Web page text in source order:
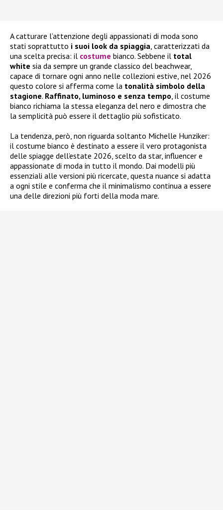
A catturare l’attenzione degli appassionati di moda sono
stati soprattutto i suoi look da spiaggia , caratterizzati da
una scelta precisa: il costume bianco. Sebbene il total
white sia da sempre un grande classico del beachwear,
capace di tornare ogni anno nelle collezioni estive, nel 2026
questo colore si afferma come la tonalità simbolo della
stagione. Raffinato, luminoso e senza tempo , il costume
bianco richiama la stessa eleganza del nero e dimostra che
la semplicità può essere il dettaglio più sofisticato.
La tendenza, però, non riguarda soltanto Michelle Hunziker:
il costume bianco è destinato a essere il vero protagonista
delle spiagge dell’estate 2026, scelto da star, influencer e
appassionate di moda in tutto il mondo. Dai modelli più
essenziali alle versioni più ricercate, questa nuance si adatta
a ogni stile e conferma che il minimalismo continua a essere
una delle direzioni più forti della moda mare.